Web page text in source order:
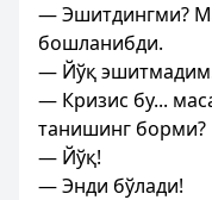
— Эшитдингми?
бошланибди.
— Йўқ
— Кризис бу...
танишинг борми?
— Йўқ!
— Энди бўлади!